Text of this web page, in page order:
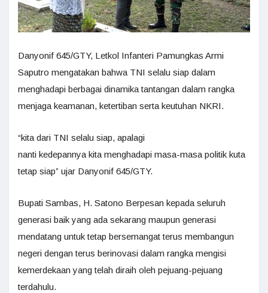
Danyonif 645/GTY, Letkol Infanteri Pamungkas Armi
Saputro mengatakan bahwa TNI selalu siap dalam
menghadapi berbagai dinamika tantangan dalam rangka
menjaga keamanan, ketertiban serta keutuhan NKRI.
“kita dari TNI selalu siap, apalagi
nanti kedepannya kita menghadapi masa-masa politik kuta
tetap siap” ujar Danyonif 645/GTY.
Bupati Sambas, H. Satono Berpesan kepada seluruh
generasi baik yang ada sekarang maupun generasi
mendatang untuk tetap bersemangat terus membangun
negeri dengan terus berinovasi dalam rangka mengisi
kemerdekaan yang telah diraih oleh pejuang-pejuang
terdahulu.